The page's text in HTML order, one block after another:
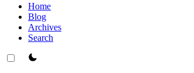
Home
Blog
Archives
Search
theme switcher